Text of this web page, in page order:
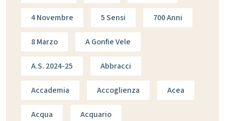
4 Novembre 5 Sensi 700 Anni
8 Marzo A Gonfie Vele
A.s. 2024-25 Abbracci
Accademia Accoglienza Acea
Acqua Acquario